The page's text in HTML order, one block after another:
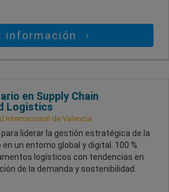
información
en Supply Chain
Logistics
Internacional de Valencia
liderar la gestión estratégica de la
un entorno global y digital. 100 %
logísticos con tendencias en
de la demanda y sostenibilidad.